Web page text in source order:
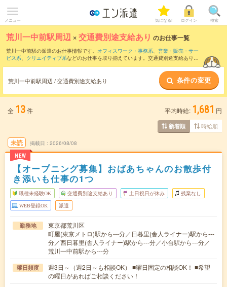
メニュー 気になる! ログイン 検索
荒川一中前駅周辺 ×交通費別途支給あり のお仕事一覧
荒川一中前駅の派遣のお仕事情報です。 オフィスワーク・事務系、 営業・販売・サー
ビス系、 クリエイティブ系などのお仕事を取り揃えています。交通費別途支給ありの
荒川一中前駅周辺 / 交通費別途支給あり 条件の変更
全 13件 平均時給: 1,681 円
新着順 時給順
未読
NEW
掲載日 2026/08/08
【オープニング募集】おばあちゃんのお散歩付
き添いも仕事の1つ
職種未経験OK 交通費別途支給あり 土日祝日が休み 残業なし
WEB登録OK 派遣
勤務地
東京都荒川区
町屋(東京メトロ)駅から---分／日暮里(舎人ライナー)駅から---
分／西日暮里(舎人ライナー)駅から---分／小台駅から---分／
荒川一中前駅から---分
曜日頻度
週3日～（週2日～も相談OK） ■曜日固定の相談OK！ ■希望
の曜日があればご相談ください！